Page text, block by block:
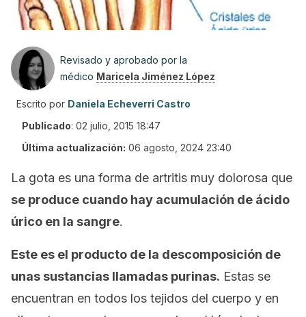
Revisado y aprobado por la
médico Maricela Jiménez López
Escrito por Daniela Echeverri Castro
Publicado: 02 julio, 2015 18:47
Última actualización: 06 agosto, 2024 23:40
La gota es una forma de artritis muy dolorosa que
se produce cuando hay acumulación de ácido
úrico en la sangre.
Este es el producto de la descomposición de
unas sustancias llamadas purinas. Estas se
encuentran en todos los tejidos del cuerpo y en